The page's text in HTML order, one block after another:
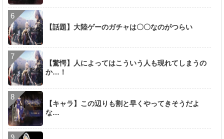
【話題】大陸ゲーのガチャは〇〇なのがつらい
【驚愕】人によってはこういう人も現れてしまうの
か…！
【キャラ】この辺りも割と早くやってきそうだよ
な…